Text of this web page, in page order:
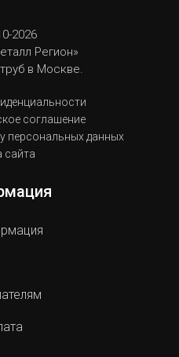
2026
Регион»
в Москве.
соглашение
персональных данных
сайта